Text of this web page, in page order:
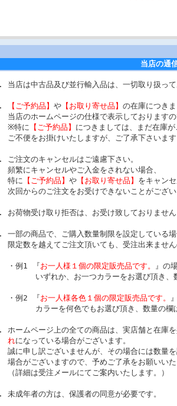
当店の通
当店は中古品及び並行輸入品は、一切取り扱って
【ご予約品】 や【お取り寄せ品】 の在庫につき
当店のホームページの仕様で表示しております
※特に 【ご予約品】 につきましては、まだ在庫が
ご不便をお掛けいたしますが、ご了承下さいます
ご注文のキャンセルはご遠慮下さい。
頻繁にキャンセルやご入金をされない場合、
特に 【ご予約品】 や【お取り寄せ品】 をキャン
次回からのご注文をお受けできないことがござい
お荷物受け取り拒否は、お受け致しておりません
一部の商品で、ご購入数量制限を設定している場
限定数を越えてご注文頂いても、受注出来ません
・例1 『お一人様１個の限定販売品です。 』の
いずれか、お一つカラーをお選び頂き、
・例2 『お一人様各色１個の限定販売品です。
カラーを何色でもお選び頂き、数量の欄
ホームページ上の全ての商品は、実店舗と在庫
れになっている場合がございます。
誠に申し訳ございませんが、その場合には数量
場合がございますので、予めご了承をお願いいた
（詳細は受注メールにてご案内いたします。）
未成年者の方は、保護者の同意が必要です。